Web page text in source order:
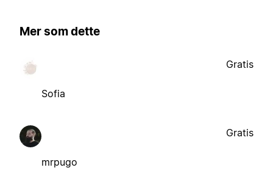
Mer som dette
Sofia
Gratis
mrpugo
Gratis